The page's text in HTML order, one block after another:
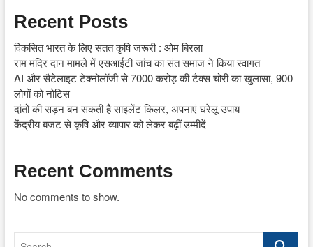
Recent Posts
विकसित भारत के लिए सतत कृषि जरूरी : ओम बिरला
राम मंदिर दान मामले में एसआईटी जांच का संत समाज ने किया स्वागत
AI और सैटेलाइट टेक्नोलॉजी से 7000 करोड़ की टैक्स चोरी का खुलासा, 900
लोगों को नोटिस
दांतों की सड़न बन सकती है साइलेंट किलर, अपनाएं घरेलू उपाय
केंद्रीय बजट से कृषि और व्यापार को लेकर बढ़ीं उम्मीदें
Recent Comments
No comments to show.
Search